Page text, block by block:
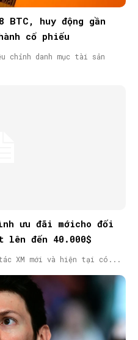
BTC, huy động gần
cổ phiếu
chỉnh danh mục tài sản
ưu đãi mớicho đối
đến 40.000$
XM mới và hiện tại có...